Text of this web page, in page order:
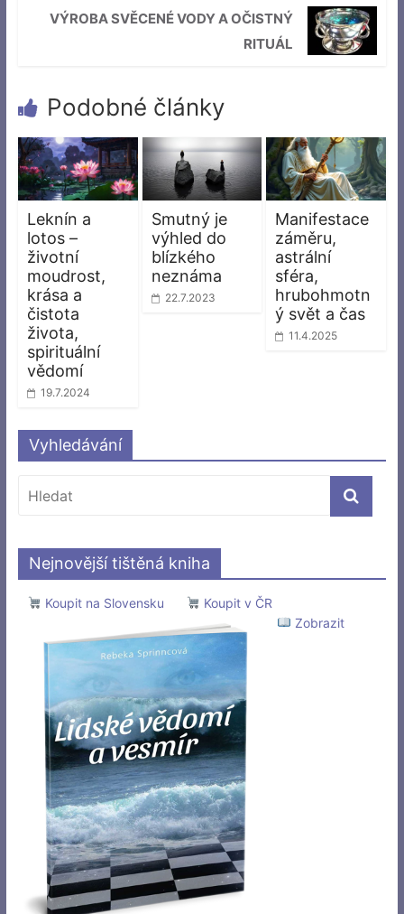
VÝROBA SVĚCENÉ VODY A OČISTNÝ
RITUÁL
Podobné články
Leknín a
lotos –
životní
moudrost,
krása a
čistota
života,
spirituální
vědomí
19.7.2024
Smutný je
výhled do
blízkého
neznáma
22.7.2023
Manifestace
záměru,
astrální
sféra,
hrubohmotn
ý svět a čas
11.4.2025
Vyhledávání
Nejnovější tištěná kniha
Koupit na Slovensku
Koupit v ČR
Zobrazit